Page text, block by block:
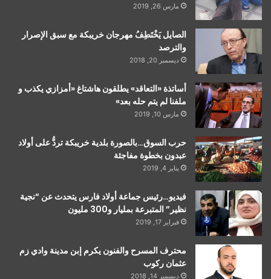
مارس 26, 2019
الصايل يَخْتَطِفُ مهرجان خريبكة مع سبق الإصرار
والترصد
ديسمبر 20, 2018
أساتذة «التعاقد» يطلقون هاشتاغ «أمزازي يكذب و
ملفنا لم يتم حله بعد»
مارس 10, 2019
حرب السوق…بالصورة بلدية خريبكة تردُّ على أولاد
عبدون بخطوة مفاجئة
يناير 4, 2019
فيديو…رئيس جماعة أولاد فارس يتحدث عن “نجية
نظير” المتبرعة بمليار و300 مليون
فبراير 17, 2019
محترف المسرح والفنون يكرم إبن مدينة وادي زم
عثمان ركوب
ديسمبر 14, 2018